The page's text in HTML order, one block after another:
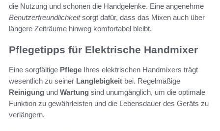
die Nutzung und schonen die Handgelenke. Eine angenehme
Benutzerfreundlichkeitsorgt dafür, dass das Mixen auch über
längere Zeiträume hinweg komfortabel bleibt.
Pflegetipps für Elektrische Handmixer
Eine sorgfältige Pflege Ihres elektrischen Handmixers trägt
wesentlich zu seiner Langlebigkeit bei. Regelmäßige
Reinigung und Wartung sind unumgänglich, um die optimale
Funktion zu gewährleisten und die Lebensdauer des Geräts zu
verlängern.